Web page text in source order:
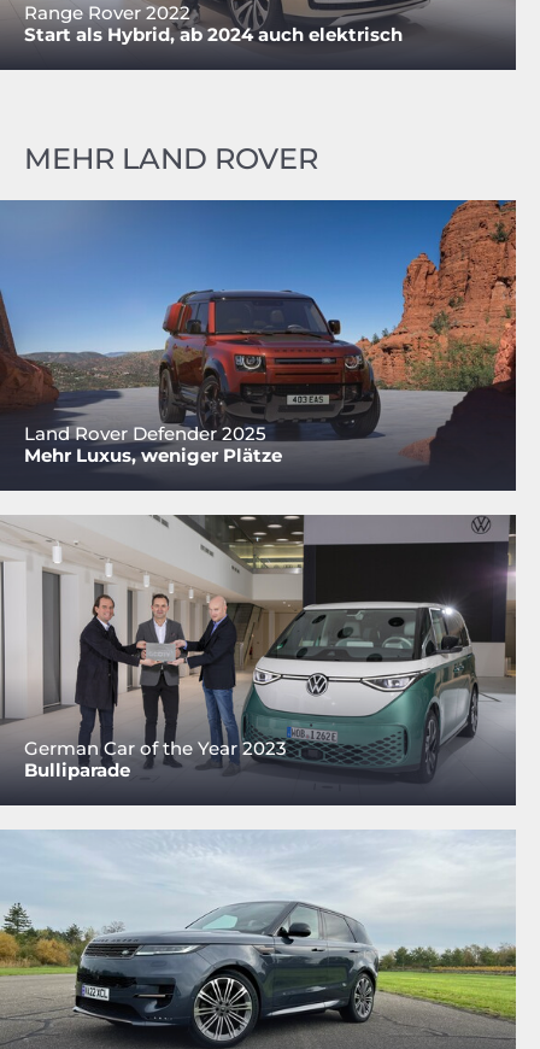
Range Rover 2022
Start als Hybrid, ab 2024 auch elektrisch
MEHR LAND ROVER
Land Rover Defender 2025
Mehr Luxus, weniger Plätze
German Car of the Year 2023
Bulliparade